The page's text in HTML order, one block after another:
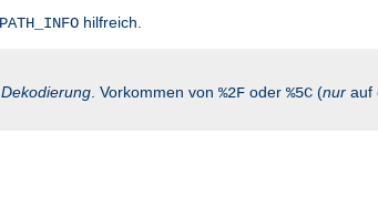
PATH_INFO hilfreich.
Dekodierung . Vorkommen von %2F oder %5C (nur auf